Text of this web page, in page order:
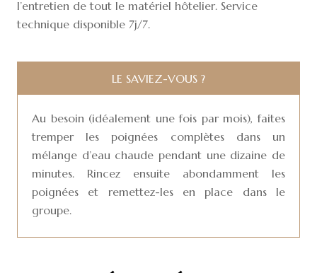
l’entretien de tout le matériel hôtelier. Service
technique disponible 7j/7.
LE SAVIEZ-VOUS ?
Au besoin (idéalement une fois par mois), faites
tremper les poignées complètes dans un
mélange d’eau chaude pendant une dizaine de
minutes. Rincez ensuite abondamment les
poignées et remettez-les en place dans le
groupe.